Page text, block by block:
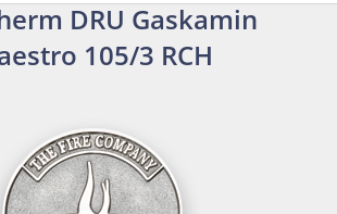
DRU Gaskamin
105/3 RCH